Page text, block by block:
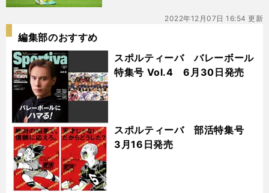
バ
2022年12月07日 16:54 更新
編集部のおすすめ
スポルティーバ バレーボール
特集号 Vol.4 6月30日発売
スポルティーバ 部活特集号
3月16日発売